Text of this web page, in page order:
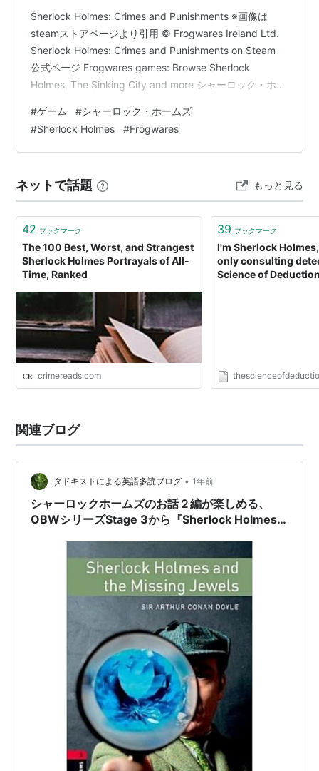
Sherlock Holmes: Crimes and Punishments ※画像は
steamストアページより引用 © Frogwares Ireland Ltd.
Sherlock Holmes: Crimes and Punishments on Steam
公式ページ Frogwares games: Browse Sherlock
Holmes, The Sinking City and more シャーロック・ホー
んでしまう。 真の犯人は誰か？ あなたは犯人を許します
か？裁きますか？ 【ダウンロード版】 ▶ Steamで見る
…
#ゲーム #シャーロック・ホームズ
#Sherlock Holmes #Frogwares
ネットで話題 もっと見る
42 ブックマーク
The 100 Best, Worst, and Strangest
Sherlock Holmes Portrayals of All-
Time, Ranked
crimereads.com
39 ブックマーク
I'm Sherlock
only consulting
Science of
関連ブログ
タドキストによる英語多読ブログ • 1年前
シャーロックホームズのお話２編が楽しめる、
OBWシリーズStage 3から『Sherlock Holmes